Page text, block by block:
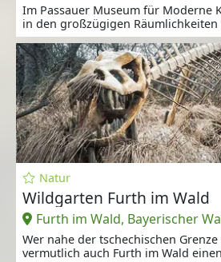
Im Passauer Museum für Moderne
in den großzügigen
Natur
Wildgarten Furth im Wald
Furth im Wald, Bayerischer
Wer nahe der tschechischen
vermutlich auch Furth im Wald